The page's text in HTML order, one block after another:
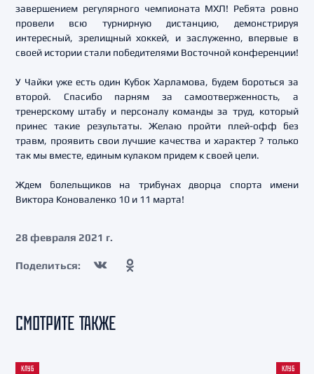
завершением регулярного чемпионата МХЛ! Ребята ровно
провели всю турнирную дистанцию, демонстрируя
интересный, зрелищный хоккей, и заслуженно, впервые в
своей истории стали победителями Восточной конференции!
У Чайки уже есть один Кубок Харламова, будем бороться за
второй. Спасибо парням за самоотверженность, а
тренерскому штабу и персоналу команды за труд, который
принес такие результаты. Желаю пройти плей-офф без
травм, проявить свои лучшие качества и характер ? только
так мы вместе, единым кулаком придем к своей цели.
Ждем болельщиков на трибунах дворца спорта имени
Виктора Коноваленко 10 и 11 марта!
28 февраля 2021 г.
Поделиться:
СМОТРИТЕ ТАКЖЕ
КЛУБ КЛУБ